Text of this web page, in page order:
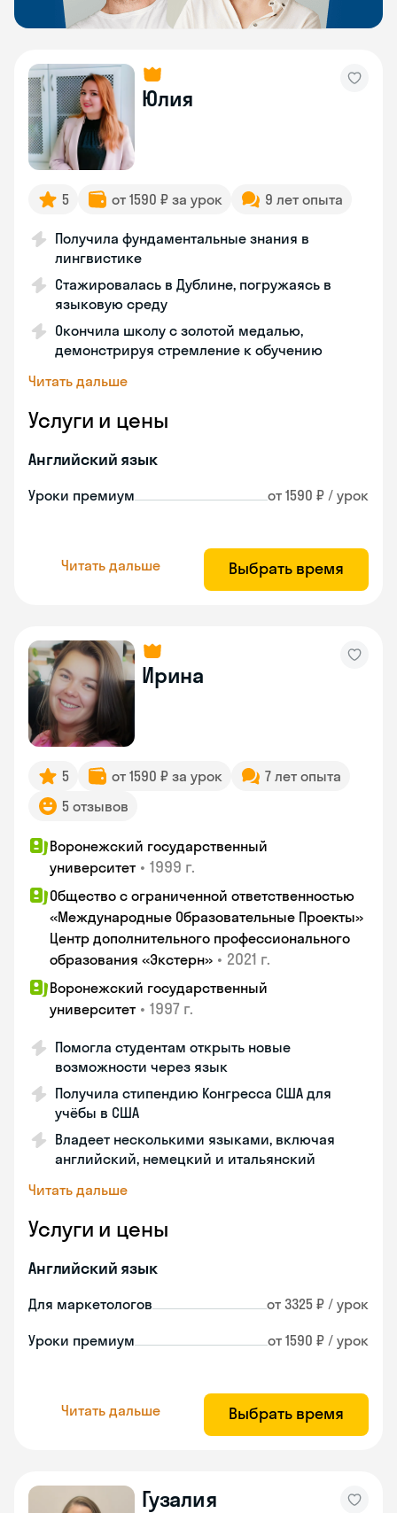
Юлия
5 от 1590 ₽ за урок 9 лет опыта
Получила фундаментальные знания в
лингвистике
Стажировалась в Дублине, погружаясь в
языковую среду
Окончила школу с золотой медалью,
демонстрируя стремление к обучению
Читать дальше
Услуги и цены
Английский язык
Уроки премиум от 1590 ₽ / урок
Читать дальше Выбрать время
Ирина
5 от 1590 ₽ за урок
7 лет опыта
5 отзывов
Воронежский государственный
университет • 1999 г.
Общество с ограниченной ответственностью
«Международные Образовательные Проекты»
Центр дополнительного профессионального
образования «Экстерн» • 2021 г.
Воронежский государственный
университет • 1997 г.
Помогла студентам открыть новые
возможности через язык
Получила стипендию Конгресса США для
учёбы в США
Владеет несколькими языками, включая
английский, немецкий и итальянский
Читать дальше
Услуги и цены
Английский язык
Для маркетологов от 3325 ₽ / урок
Уроки премиум от 1590 ₽ / урок
Читать дальше Выбрать время
Гузалия